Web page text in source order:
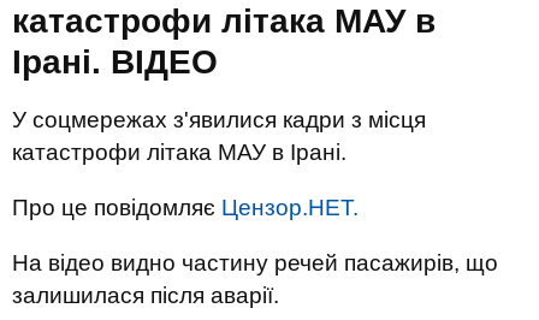
катастрофи літака МАУ в
Ірані. ВIДЕО
У соцмережах з'явилися кадри з місця
катастрофи літака МАУ в Ірані.
Про це повідомляє Цензор.НЕТ.
На відео видно частину речей пасажирів, що
залишилася після аварії.